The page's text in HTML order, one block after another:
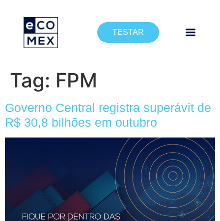
TESTAR
Tag: FPM
Governo Central registra superávit de
R$ 30,8 bilhões em outubro